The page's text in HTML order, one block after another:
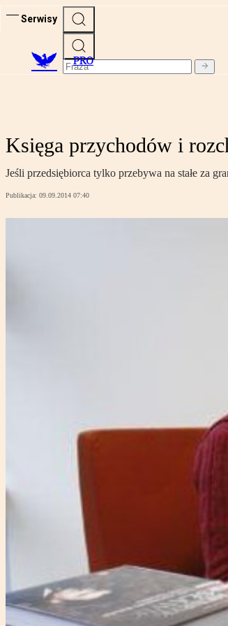
Serwisy
PRO
Księga przychodów i
Jeśli przedsiębiorca tylko przebywa na stałe za
Publikacja: 09.09.2014 07:40